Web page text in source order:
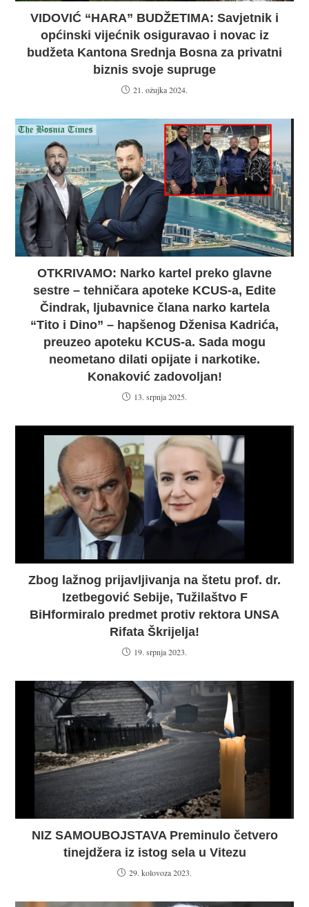
SLIKE: Elmedin Dino Konaković „moralna“
vertikala u društvu kriminogenih lica! Bruka
za državu!
6. rujna 2023.
VIDOVIĆ “HARA” BUDŽETIMA: Savjetnik i
općinski vijećnik osiguravao i novac iz
budžeta Kantona Srednja Bosna za privatni
biznis svoje supruge
21. ožujka 2024.
OTKRIVAMO: Narko kartel preko glavne
sestre – tehničara apoteke KCUS-a, Edite
Čindrak, ljubavnice člana narko kartela
“Tito i Dino” – hapšenog Dženisa Kadrića,
preuzeo apoteku KCUS-a. Sada mogu
neometano dilati opijate i narkotike.
Konaković zadovoljan!
13. srpnja 2025.
Zbog lažnog prijavljivanja na štetu prof. dr.
Izetbegović Sebije, Tužilaštvo F
BiHformiralo predmet protiv rektora UNSA